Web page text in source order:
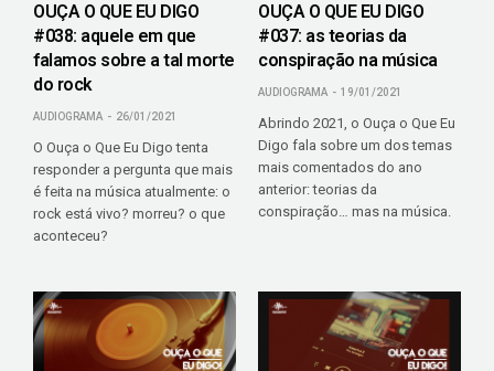
OUÇA O QUE EU DIGO
#038: aquele em que
falamos sobre a tal morte
do rock
AUDIOGRAMA 26/01/2021
O Ouça o Que Eu Digo tenta
responder a pergunta que mais
é feita na música atualmente: o
rock está vivo? morreu? o que
aconteceu?
OUÇA O QUE EU DIGO
#037: as teorias da
conspiração na música
AUDIOGRAMA 19/01/2021
Abrindo 2021, o Ouça o Que Eu
Digo fala sobre um dos temas
mais comentados do ano
anterior: teorias da
conspiração… mas na música.